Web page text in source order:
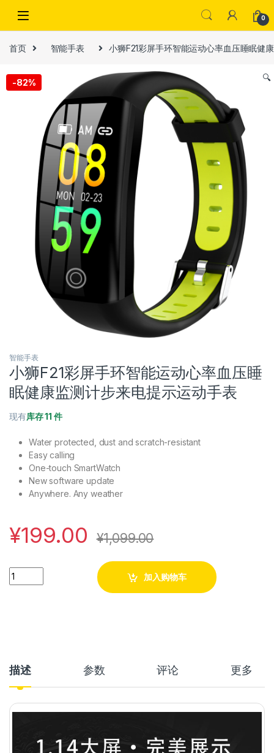
0
首页 智能手表 小狮F21彩屏手环智能运动心率血压睡眠健
-82% 🔍
智能手表
小狮F21彩屏手环智能运动心率血压睡
眠健康监测计步来电提示运动手表
现有库存 11 件
Water protected, dust and scratch-resistant
Easy calling
One-touch SmartWatch
New software update
Anywhere. Any weather
¥199.00 ¥1,099.00
Quantity
加入购物车
描述 参数 评论 更多